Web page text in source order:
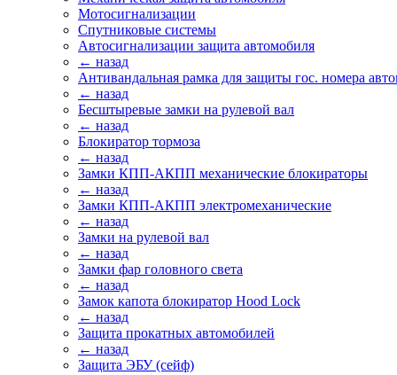
Мотосигнализации
Спутниковые системы
Автосигнализации защита автомобиля
← назад
Антивандальная рамка для защиты гос. номера
← назад
Бесштыревые замки на рулевой вал
← назад
Блокиратор тормоза
← назад
Замки КПП-АКПП механические блокираторы
← назад
Замки КПП-АКПП электромеханические
← назад
Замки на рулевой вал
← назад
Замки фар головного света
← назад
Замок капота блокиратор Hood Lock
← назад
Защита прокатных автомобилей
← назад
Защита ЭБУ (сейф)